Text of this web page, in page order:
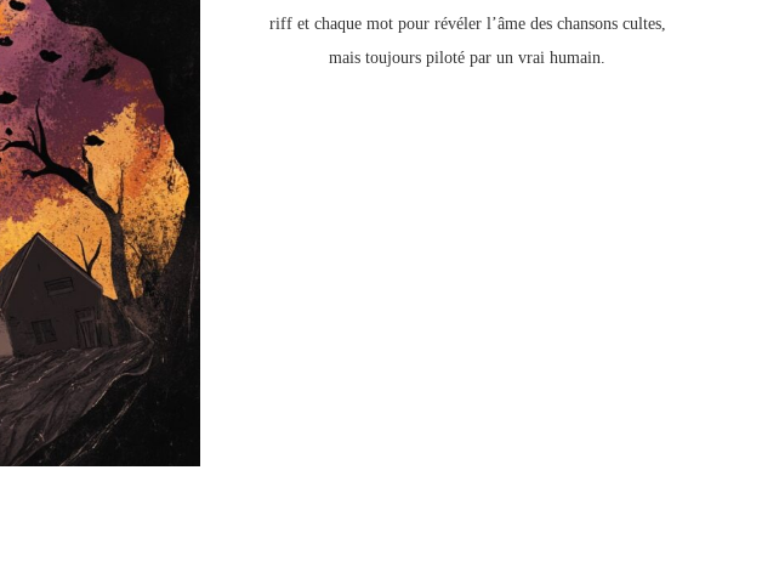
riff et chaque mot pour révéler l’âme des chansons cultes,
mais toujours piloté par un vrai humain.